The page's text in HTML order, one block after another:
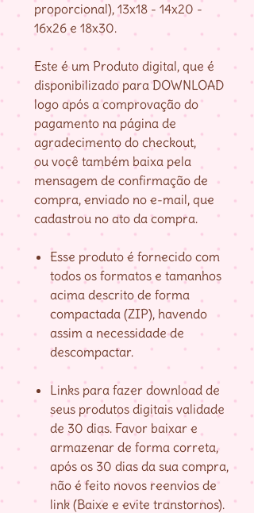
proporcional), 13x18 - 14x20 -
16x26 e 18x30.
Este é um Produto digital, que é
disponibilizado para DOWNLOAD
logo após a comprovação do
pagamento na página de
agradecimento do checkout,
ou você também baixa pela
mensagem de confirmação de
compra, enviado no e-mail, que
cadastrou no ato da compra.
Esse produto é fornecido com
todos os formatos e tamanhos
acima descrito de forma
compactada (ZIP), havendo
assim a necessidade de
descompactar.
Links para fazer download de
seus produtos digitais validade
de 30 dias. Favor baixar e
armazenar de forma correta,
após os 30 dias da sua compra,
não é feito novos reenvios de
link (Baixe e evite transtornos).